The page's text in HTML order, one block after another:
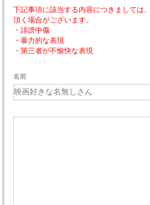
下記事項に該当する内容につきましては
頂く場合がございます。
・誹謗中傷
・暴力的な表現
・第三者が不愉快な表現
名前